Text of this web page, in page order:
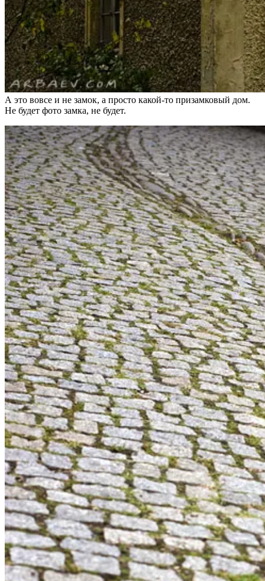
А это вовсе и не замок, а просто какой-то призамковый дом.
Не будет фото замка, не будет.